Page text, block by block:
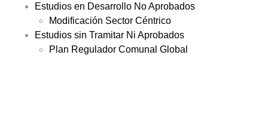
Estudios en Desarrollo No Aprobados
Modificación Sector Céntrico
Estudios sin Tramitar Ni Aprobados
Plan Regulador Comunal Global